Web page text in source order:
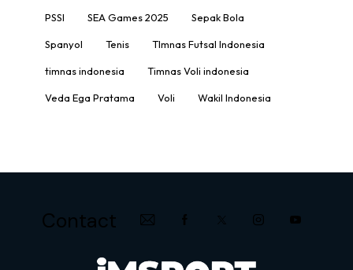
PSSI SEA Games 2025 Sepak Bola
Spanyol Tenis TImnas Futsal Indonesia
timnas indonesia Timnas Voli indonesia
Veda Ega Pratama Voli Wakil Indonesia
Contact